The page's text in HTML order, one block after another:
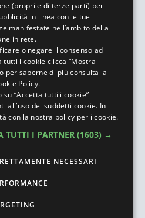
(propri e di terze parti) per
in linea con le tue
manifestate nell’ambito della
in rete.
o negare il consenso ad
tutti i cookie clicca “Mostra
per saperne di più consulta la
Policy.
su “Accetta tutti i cookie”
all’uso dei suddetti cookie. In
con la nostra policy per i cookie.
TUTTI I PARTNER (1603) →
NECESSARI